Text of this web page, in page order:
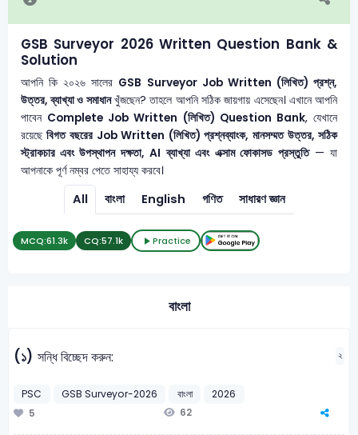
GSB Surveyor 2026 Written Question Bank &
Solution
আপনি কি ২০২৬ সালের GSB Surveyor Job Written (লিখিত) প্রশ্ন,
উত্তর, ব্যাখ্যা ও সমাধানখুঁজছেন? তাহলে আপনি সঠিক জায়গায় এসেছেন। এখানে আপনি
পাবেন Complete Job Written (লিখিত) Question Bank, যেখানে
রয়েছেবিগত বছরের Job Written (লিখিত) প্রশ্নব্যাংক, মানসম্মত উত্তর, সঠিক
স্ট্রাকচার এবং উপস্থাপন দক্ষতা, AI ব্যাখ্যা এবং এক্সাম ফোকাসড প্রস্তুতি— যা
আপনাকে পূর্ণ নম্বর পেতে সাহায্য করবে।
All বাংলা English গণিত সাধারণ জ্ঞান
MCQ:61.3k CQ:57.1k Practice
বাংলা
(১) সন্ধি বিচ্ছেদ করুন: ২
PSC GSB Surveyor-2026 বাংলা
2026
5
62